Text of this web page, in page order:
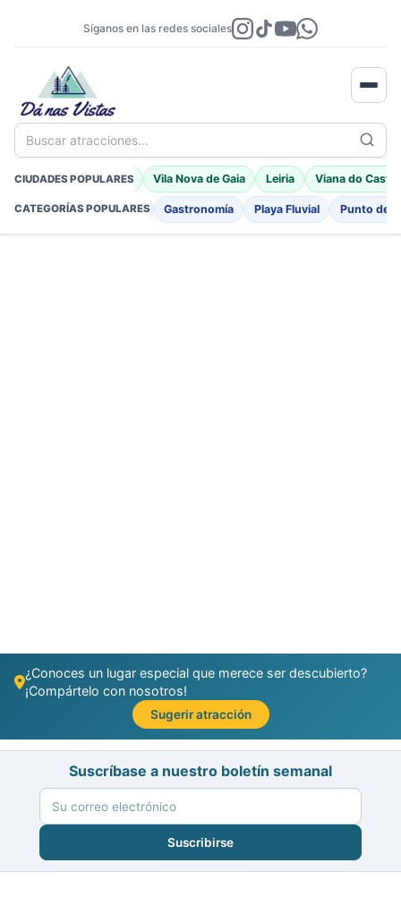
Síganos en las redes sociales
Buscar atracciones...
CIUDADES POPULARES
Porto Moniz Braga Vila Nova de Gaia Leiria Viana do
CATEGORÍAS POPULARES
Fortificaciones Iglesia Gastronomía Playa Fluvial Punto de
¿Conoces un lugar especial que merece ser descubierto?
¡Compártelo con nosotros!
Sugerir atracción
Suscríbase a nuestro boletín semanal
Suscribirse